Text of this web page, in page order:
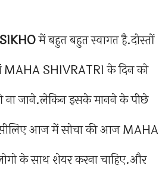
में बहुत बहुत स्वागत है.दोस्तों
में MAHA SHIVRATRI के दिन को
ना जाने.लेकिन इसके मानने के पीछे
इसीलिए आज में सोचा की आज MAHA
के साथ शेयर करना चाहिए.और